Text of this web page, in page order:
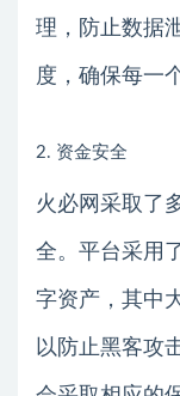
理，防止数据
度，确保每一
2. 资金安全
火必网采取了
全。平台采用
字资产，其中
以防止黑客攻